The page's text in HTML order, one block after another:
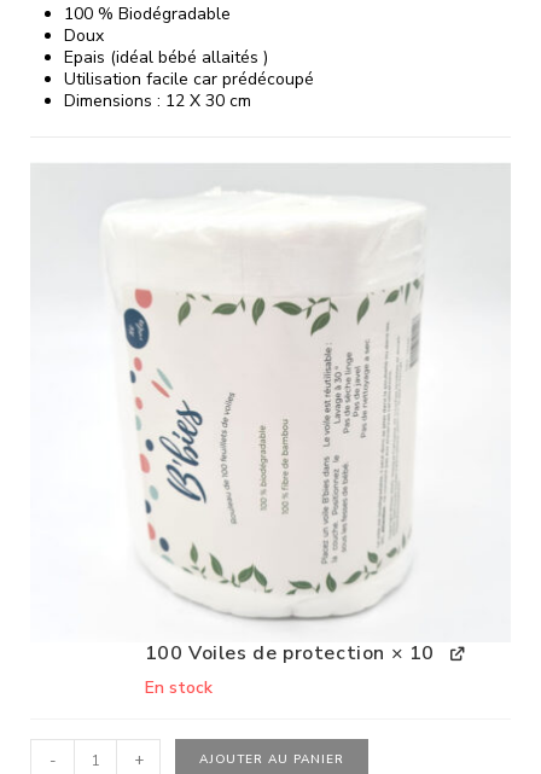
100 % Biodégradable
Doux
Epais (idéal bébé allaités )
Utilisation facile car prédécoupé
Dimensions : 12 X 30 cm
100 Voiles de protection × 10
En stock
- + AJOUTER AU PANIER